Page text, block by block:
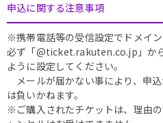
申込に関する注意事項
※携帯電話等の受信設定でドメイ
必ず「@ticket.rakuten.co.jp」か
ように設定してください。
メールが届かない事により、申
は負いかねます。
※ご購入されたチケットは、理由